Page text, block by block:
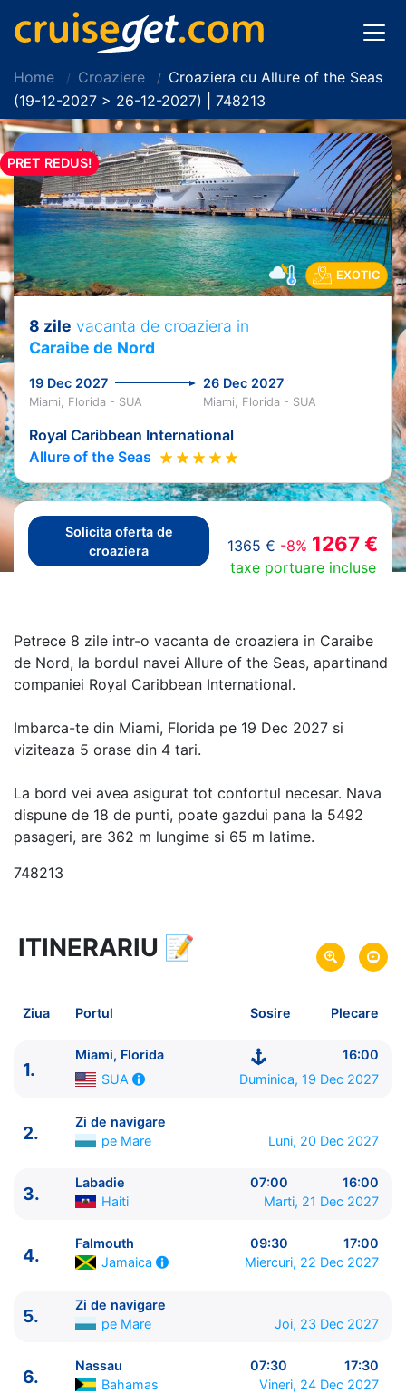
Home Croaziere
Croaziera cu Allure of the Seas
(19-12-2027 > 26-12-2027) | 748213
PRET REDUS!
EXOTIC
8 zile vacanta de croaziera in
Caraibe de Nord
19 Dec 2027 26 Dec 2027
Miami, Florida - SUA Miami, Florida - SUA
Royal Caribbean International
Allure of the Seas
Solicita oferta de
croaziera
1365 € -8% 1267 €
taxe portuare incluse
Petrece 8 zile intr-o vacanta de croaziera in Caraibe
de Nord, la bordul navei Allure of the Seas, apartinand
companiei Royal Caribbean International.
Imbarca-te din Miami, Florida pe 19 Dec 2027 si
viziteaza 5 orase din 4 tari.
La bord vei avea asigurat tot confortul necesar. Nava
dispune de 18 de punti, poate gazdui pana la 5492
pasageri, are 362 m lungime si 65 m latime.
748213
8 zile vacanta de croaziera in
link oferta
Plecare pe 19 Dec 2027 din Miami, Florida, SUA
Royal Caribbean International
ITINERARIU
Ziua | Portul | Sosire - Plecare
----------------------------------------
1. Miami, Florida SUA
ITINERARIU 📝
Ziua Portul Sosire Plecare
1.
Miami, Florida
16:00
SUA
Duminica, 19 Dec 2027
2.
Zi de navigare
pe Mare
Luni, 20 Dec 2027
3.
Labadie 07:00
16:00
Haiti
Marti, 21 Dec 2027
4.
Falmouth 09:30
17:00
Jamaica
Miercuri, 22 Dec 2027
5.
Zi de navigare
pe Mare
Joi, 23 Dec 2027
6.
Nassau 07:30
17:30
Bahamas
Vineri, 24 Dec 2027